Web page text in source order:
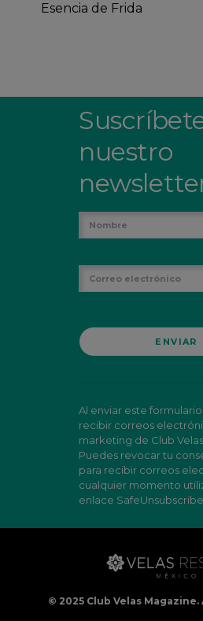
Esencia de Frida
nuestro
Al enviar este
recibir correos
marketing de Club
Puedes revocar tu
para recibir correos
cualquier momento
enlace
© 2025 Club Velas